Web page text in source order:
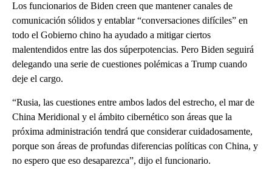
Los funcionarios de Biden creen que mantener canales de
comunicación sólidos y entablar “conversaciones difíciles” en
todo el Gobierno chino ha ayudado a mitigar ciertos
malentendidos entre las dos súperpotencias. Pero Biden seguirá
delegando una serie de cuestiones polémicas a Trump cuando
deje el cargo.
“Rusia, las cuestiones entre ambos lados del estrecho, el mar de
China Meridional y el ámbito cibernético son áreas que la
próxima administración tendrá que considerar cuidadosamente,
porque son áreas de profundas diferencias políticas con China, y
no espero que eso desaparezca”, dijo el funcionario.